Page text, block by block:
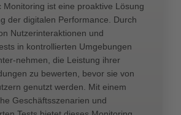
Monitoring ist eine proaktive Lösung
der digitalen Performance. Durch
Nutzerinteraktionen und
in kontrollierten Umgebungen
nehmen, die Leistung ihrer
zu bewerten, bevor sie von
genutzt werden. Mit einem
Geschäftsszenarien und